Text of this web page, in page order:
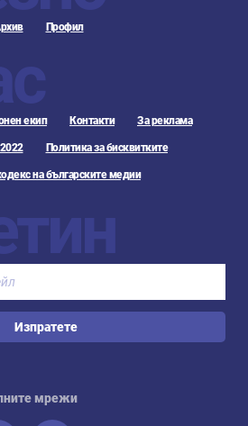
Профил
екип Контакти За реклама
Политика за бисквитките
на българските медии
Изпратете
мрежи